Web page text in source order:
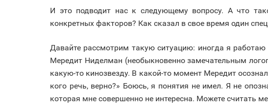
И это подводит нас к следующему вопросу. А что
конкретных факторов? Как сказал в свое время один
Давайте рассмотрим такую ситуацию: иногда я
Мередит Ниделман (необыкновенно замечательным
какую-то кинозвезду. В какой-то момент Мередит
кого речь, верно?» Боюсь, я понятия не имел. Я не
которая мне совершенно не интересна. Можете считать